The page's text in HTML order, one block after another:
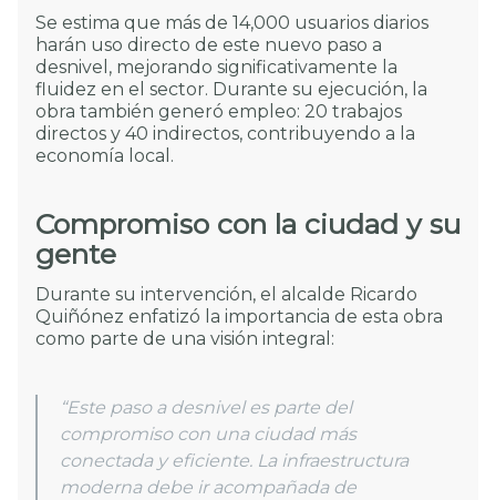
Se estima que más de 14,000 usuarios diarios
harán uso directo de este nuevo paso a
desnivel, mejorando significativamente la
fluidez en el sector. Durante su ejecución, la
obra también generó empleo: 20 trabajos
directos y 40 indirectos, contribuyendo a la
economía local.
Compromiso con la ciudad y su
gente
Durante su intervención, el alcalde Ricardo
Quiñónez enfatizó la importancia de esta obra
como parte de una visión integral:
“Este paso a desnivel es parte del
compromiso con una ciudad más
conectada y eficiente. La infraestructura
moderna debe ir acompañada de